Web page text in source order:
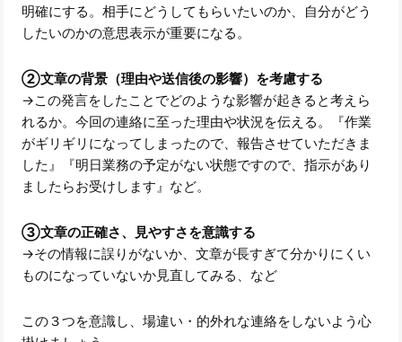
明確にする。相手にどうしてもらいたいのか、自分がどう
したいのかの意思表示が重要になる。
②文章の背景（理由や送信後の影響）を考慮する
→この発言をしたことでどのような影響が起きると考えら
れるか。今回の連絡に至った理由や状況を伝える。『作業
がギリギリになってしまったので、報告させていただきま
した』『明日業務の予定がない状態ですので、指示があり
ましたらお受けします』など。
③文章の正確さ、見やすさを意識する
→その情報に誤りがないか、文章が長すぎて分かりにくい
ものになっていないか見直してみる、など
この３つを意識し、場違い・的外れな連絡をしないよう心